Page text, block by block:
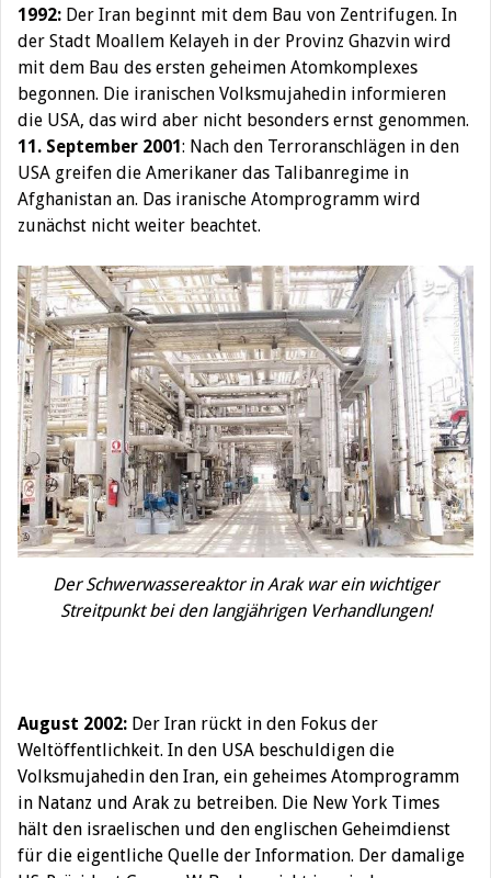
1992: Der Iran beginnt mit dem Bau von Zentrifugen. In
der Stadt Moallem Kelayeh in der Provinz Ghazvin wird
mit dem Bau des ersten geheimen Atomkomplexes
begonnen. Die iranischen Volksmujahedin informieren
die USA, das wird aber nicht besonders ernst genommen.
11. September 2001: Nach den Terroranschlägen in den
USA greifen die Amerikaner das Talibanregime in
Afghanistan an. Das iranische Atomprogramm wird
zunächst nicht weiter beachtet.
Der Schwerwassereaktor in Arak war ein wichtiger
Streitpunkt bei den langjährigen Verhandlungen!
August 2002: Der Iran rückt in den Fokus der
Weltöffentlichkeit. In den USA beschuldigen die
Volksmujahedin den Iran, ein geheimes Atomprogramm
in Natanz und Arak zu betreiben. Die New York Times
hält den israelischen und den englischen Geheimdienst
für die eigentliche Quelle der Information. Der damalige